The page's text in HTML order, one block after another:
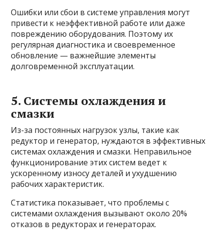
Ошибки или сбои в системе управления могут
привести к неэффективной работе или даже
повреждению оборудования. Поэтому их
регулярная диагностика и своевременное
обновление — важнейшие элементы
долговременной эксплуатации.
5. Системы охлаждения и
смазки
Из-за постоянных нагрузок узлы, такие как
редуктор и генератор, нуждаются в эффективных
системах охлаждения и смазки. Неправильное
функционирование этих систем ведет к
ускоренному износу деталей и ухудшению
рабочих характеристик.
Статистика показывает, что проблемы с
системами охлаждения вызывают около 20%
отказов в редукторах и генераторах.